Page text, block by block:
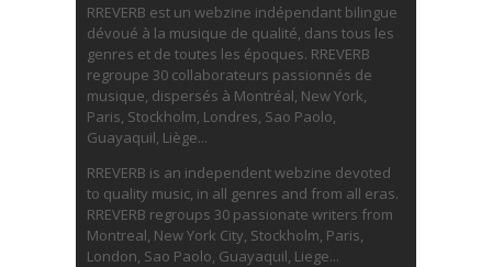
RREVERB est un webzine indépendant bilingue
dévoué à la musique de qualité, dans tous les
genres et de toutes les époques. RREVERB
regroupe 30 collaborateurs passionnés de
musique, dispersés à Montréal, New York,
Paris, Stockholm, Londres, Sao Paolo,
Guayaquil, Liège...
RREVERB is an independent webzine devoted
to quality music, in all genres and from all eras.
RREVERB regroups 30 passionate writers from
Montreal, New York City, Stockholm, Paris,
London, Sao Paolo, Guayaquil, Liege...